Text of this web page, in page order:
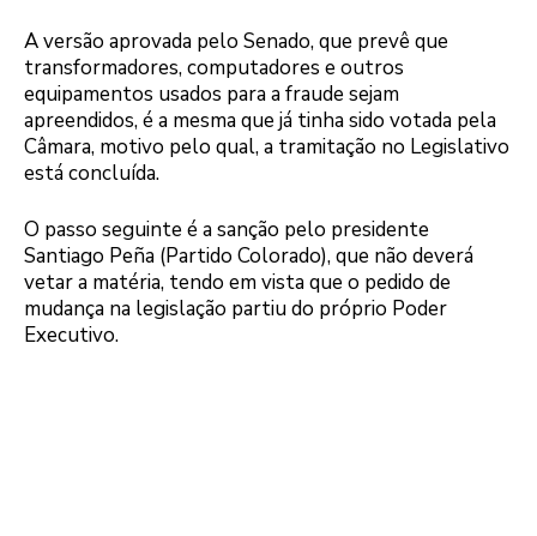
A versão aprovada pelo Senado, que prevê que
transformadores, computadores e outros
equipamentos usados para a fraude sejam
apreendidos, é a mesma que já tinha sido votada pela
Câmara, motivo pelo qual, a tramitação no Legislativo
está concluída.
O passo seguinte é a sanção pelo presidente
Santiago Peña (Partido Colorado), que não deverá
vetar a matéria, tendo em vista que o pedido de
mudança na legislação partiu do próprio Poder
Executivo.